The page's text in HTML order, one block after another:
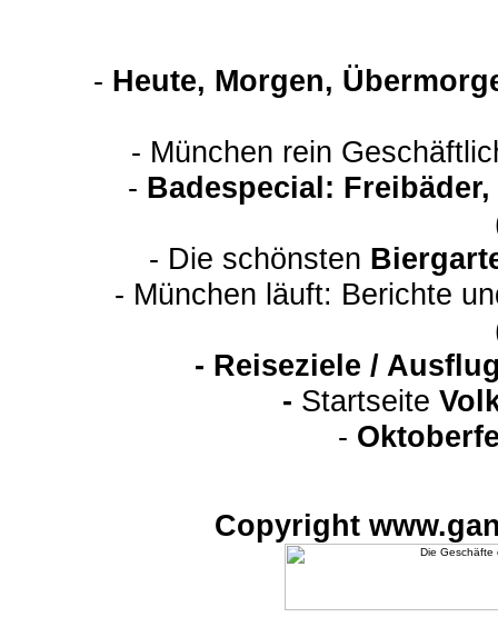
- Heute, Morgen,
- München rein
- Badespecial:
- Die schönsten
- München läuft: Berichte
- Reiseziele /
- Startseite
-
Copyright